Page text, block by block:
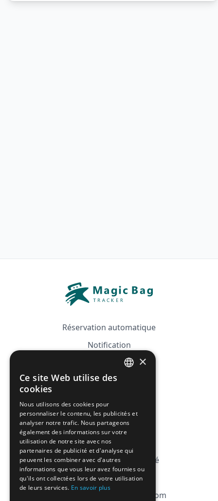
Réservation automatique
Notification
Tarifs
FAQ
CGV
Politique de Confidentialité
Politique des Cookies
contact@magicbagtracker.com
×
Ce site Web utilise des
cookies
Nous utilisons des cookies pour
personnaliser le contenu, les publicités et
analyser notre trafic. Nous partageons
également des informations sur votre
utilisation de notre site avec nos
partenaires de publicité et d'analyse qui
peuvent les combiner avec d'autres
informations que vous leur avez fournies ou
qu'ils ont collectées lors de votre utilisation
de leurs services. En savoir plus